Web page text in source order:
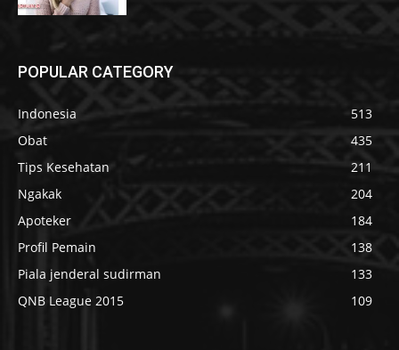
POPULAR CATEGORY
Indonesia
513
Obat
435
Tips Kesehatan
211
Ngakak
204
Apoteker
184
Profil Pemain
138
Piala jenderal sudirman
133
QNB League 2015
109